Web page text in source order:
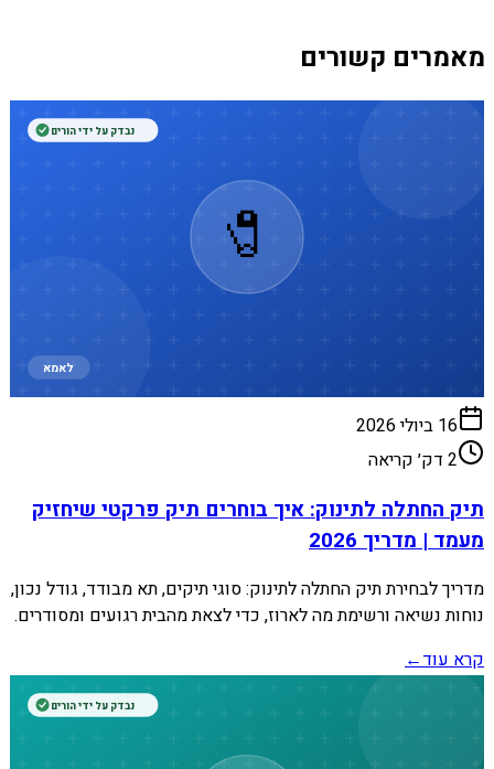
מאמרים קשורים
🧷
לאמא
נבדק על ידי הורים
16 ביולי 2026
2 דק׳ קריאה
תיק החתלה לתינוק: איך בוחרים תיק פרקטי שיחזיק
מעמד | מדריך 2026
מדריך לבחירת תיק החתלה לתינוק: סוגי תיקים, תא מבודד, גודל נכון,
נוחות נשיאה ורשימת מה לארוז, כדי לצאת מהבית רגועים ומסודרים.
קרא עוד←
נבדק על ידי הורים